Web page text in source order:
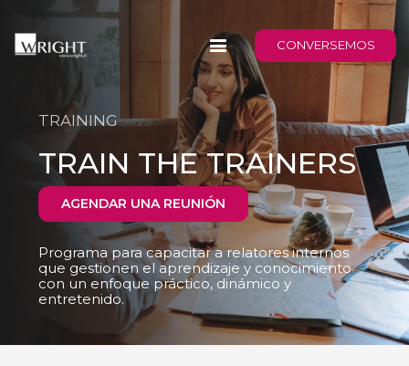
CONVERSEMOS
TRAINING
TRAIN THE TRAINERS
AGENDAR UNA REUNIÓN
Programa para capacitar a relatores internos
que gestionen el aprendizaje y conocimiento
con un enfoque práctico, dinámico y
entretenido.